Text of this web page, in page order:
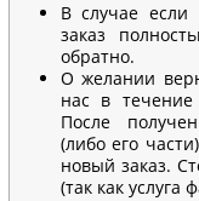
В случае если
заказ
обратно.
О желании
нас в
После
(либо его
новый заказ.
(так как услуга